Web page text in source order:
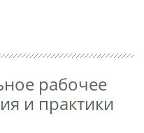
рабочее
и практики